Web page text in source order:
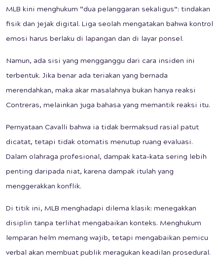
MLB kini menghukum “dua pelanggaran sekaligus”: tindakan
fisik dan jejak digital. Liga seolah mengatakan bahwa kontrol
emosi harus berlaku di lapangan dan di layar ponsel.
Namun, ada sisi yang mengganggu dari cara insiden ini
terbentuk. Jika benar ada teriakan yang bernada
merendahkan, maka akar masalahnya bukan hanya reaksi
Contreras, melainkan juga bahasa yang memantik reaksi itu.
Pernyataan Cavalli bahwa ia tidak bermaksud rasial patut
dicatat, tetapi tidak otomatis menutup ruang evaluasi.
Dalam olahraga profesional, dampak kata-kata sering lebih
penting daripada niat, karena dampak itulah yang
menggerakkan konflik.
Di titik ini, MLB menghadapi dilema klasik: menegakkan
disiplin tanpa terlihat mengabaikan konteks. Menghukum
lemparan helm memang wajib, tetapi mengabaikan pemicu
verbal akan membuat publik meragukan keadilan prosedural.